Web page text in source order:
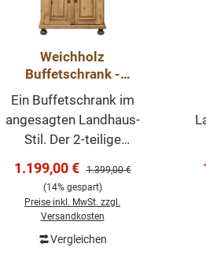
Weichholz
Buffetschrank -
Landhausmöbel
Ein Buffetschrank im
angesagten Landhaus-
Stil. Der 2-teilige
ein zeitloses
Möbelstück, welches
überall in Ihrem Haus
einen prägenden
Verkaufspreis:
1.199,00 € Regulärer Preis:
1.399,00 €
(14% gespart)
Preise inkl. MwSt. zzgl.
Versandkosten
Vergleichen
In den Warenkorb